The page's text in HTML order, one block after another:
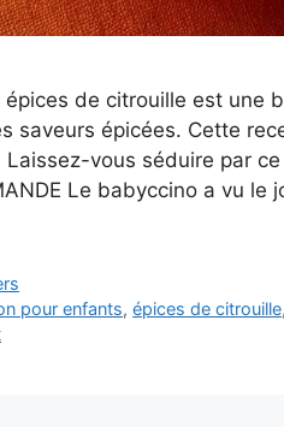
de citrouille est une
saveurs épicées. Cette
vous séduire par
Le babyccino a vu
pour enfants,épices de citrouille,